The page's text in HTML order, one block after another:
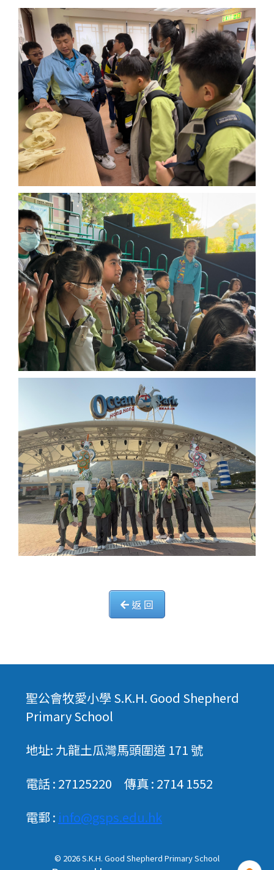
返 回
聖公會牧愛小學 S.K.H. Good Shepherd
Primary School
地址: 九龍土瓜灣馬頭圍道 171 號
電話 : 27125220 傳真 : 2714 1552
電郵 : info@gsps.edu.hk
© 2026S.K.H. Good Shepherd Primary School